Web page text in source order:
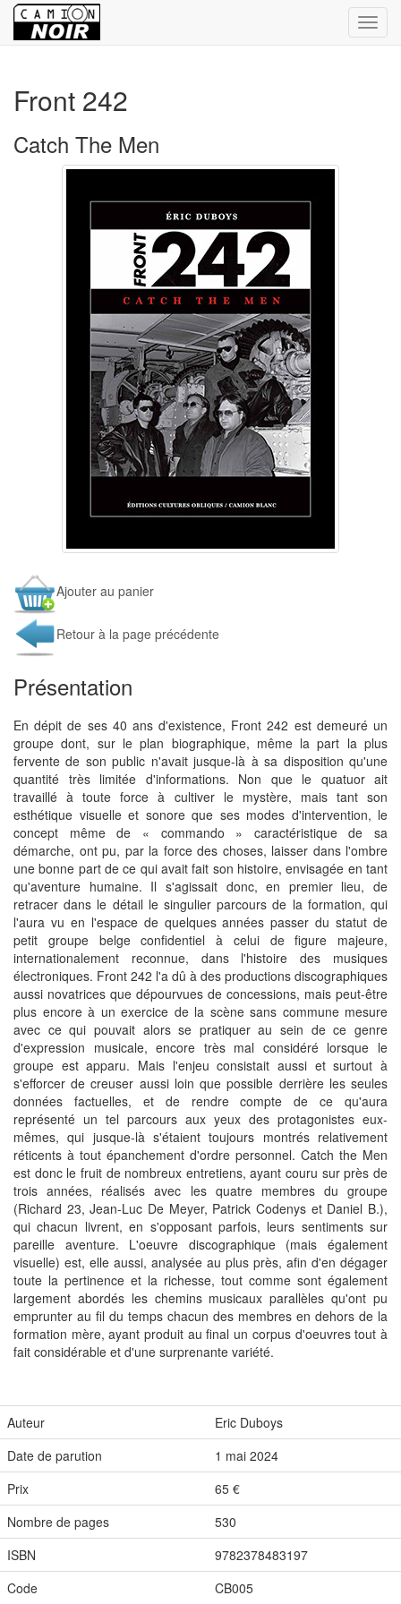
la
Front 242
Catch The Men
Ajouter au panier
Retour à la page précédente
Présentation
En dépit de ses 40 ans d'existence, Front 242 est demeuré un
groupe dont, sur le plan biographique, même la part la plus
fervente de son public n'avait jusque-là à sa disposition qu'une
quantité très limitée d'informations. Non que le quatuor ait
travaillé à toute force à cultiver le mystère, mais tant son
esthétique visuelle et sonore que ses modes d'intervention, le
concept même de « commando » caractéristique de sa
démarche, ont pu, par la force des choses, laisser dans l'ombre
une bonne part de ce qui avait fait son histoire, envisagée en tant
qu'aventure humaine. Il s'agissait donc, en premier lieu, de
retracer dans le détail le singulier parcours de la formation, qui
l'aura vu en l'espace de quelques années passer du statut de
petit groupe belge confidentiel à celui de figure majeure,
internationalement reconnue, dans l'histoire des musiques
électroniques. Front 242 l'a dû à des productions discographiques
aussi novatrices que dépourvues de concessions, mais peut-être
plus encore à un exercice de la scène sans commune mesure
avec ce qui pouvait alors se pratiquer au sein de ce genre
d'expression musicale, encore très mal considéré lorsque le
groupe est apparu. Mais l'enjeu consistait aussi et surtout à
s'efforcer de creuser aussi loin que possible derrière les seules
données factuelles, et de rendre compte de ce qu'aura
représenté un tel parcours aux yeux des protagonistes eux-
mêmes, qui jusque-là s'étaient toujours montrés relativement
réticents à tout épanchement d'ordre personnel. Catch the Men
est donc le fruit de nombreux entretiens, ayant couru sur près de
trois années, réalisés avec les quatre membres du groupe
(Richard 23, Jean-Luc De Meyer, Patrick Codenys et Daniel B.),
qui chacun livrent, en s'opposant parfois, leurs sentiments sur
pareille aventure. L'oeuvre discographique (mais également
visuelle) est, elle aussi, analysée au plus près, afin d'en dégager
toute la pertinence et la richesse, tout comme sont également
largement abordés les chemins musicaux parallèles qu'ont pu
emprunter au fil du temps chacun des membres en dehors de la
formation mère, ayant produit au final un corpus d'oeuvres tout à
fait considérable et d'une surprenante variété.
Auteur
Eric Duboys
Date de parution
1 mai 2024
Prix
65 €
Nombre de pages
530
ISBN
9782378483197
Code
CB005